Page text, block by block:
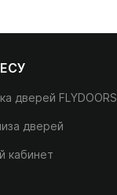
дверей FLYDOORS
дверей
кабинет